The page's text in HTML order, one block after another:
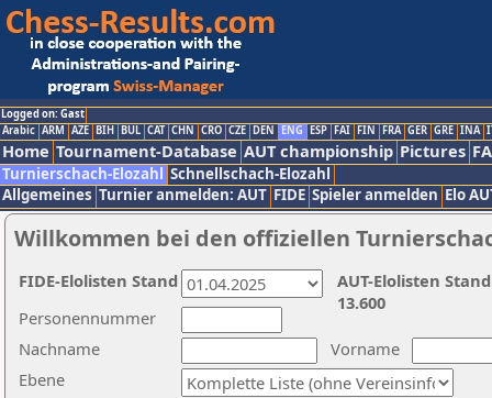
Logged on: Gast
Arabic ARM AZE BIH BUL CAT CHN CRO CZE DEN ENG ESP FAI FIN FRA GER GRE INA
Home Tournament-Database AUT championship Pictures
Turnierschach-Elozahl Schnellschach-Elozahl
Allgemeines Turnier anmelden: AUT FIDE Spieler anmelden Elo
Willkommen bei den offiziellen
Nachname
Vorname
Ebene
Personennummer
AUT-Elolisten
13.600
FIDE-Elolisten Stand